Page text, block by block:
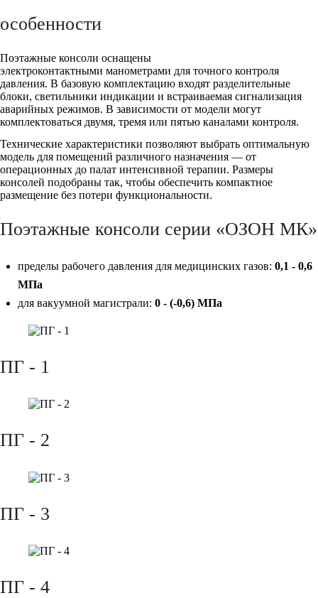
особенности
Поэтажные консоли оснащены
электроконтактными манометрами для точного контроля
давления. В базовую комплектацию входят разделительные
блоки, светильники индикации и встраиваемая сигнализация
аварийных режимов. В зависимости от модели могут
комплектоваться двумя, тремя или пятью каналами контроля.
Технические характеристики позволяют выбрать оптимальную
модель для помещений различного назначения — от
операционных до палат интенсивной терапии. Размеры
консолей подобраны так, чтобы обеспечить компактное
размещение без потери функциональности.
Поэтажные консоли серии «ОЗОН МК»
пределы рабочего давления для медицинских газов: 0,1 - 0,6
МПа
для вакуумной магистрали: 0 - (-0,6) МПа
ПГ - 1
ПГ - 2
ПГ - 3
ПГ - 4